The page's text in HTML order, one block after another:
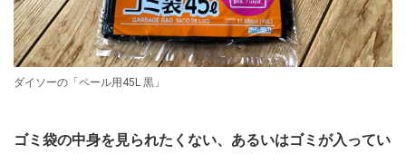
ダイソーの「ペール用45L 黒」
ゴミ袋の中身を見られたくない、あるいはゴミが入ってい